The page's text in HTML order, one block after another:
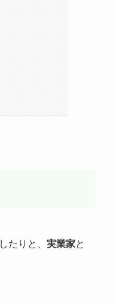
したりと、 実業家と